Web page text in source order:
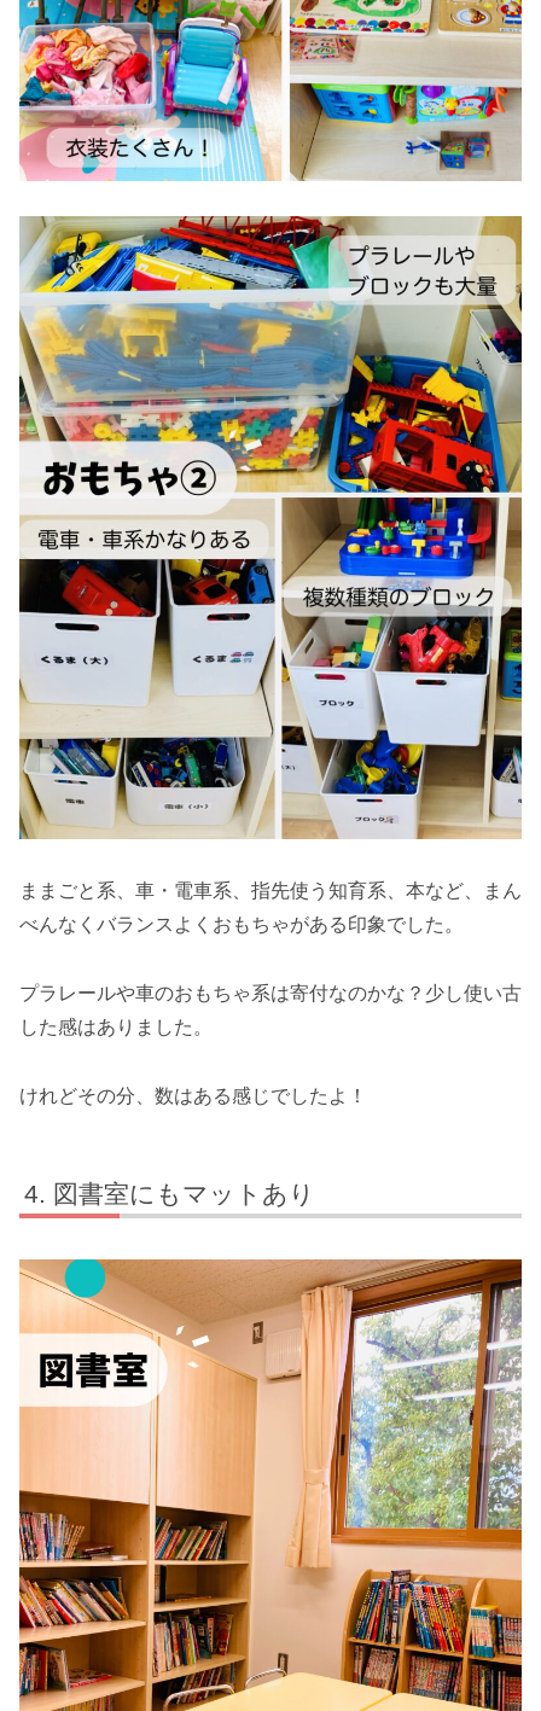
ままごと系、車・電車系、指先使う知育系、本など、まん
べんなくバランスよくおもちゃがある印象でした。
プラレールや車のおもちゃ系は寄付なのかな？少し使い古
した感はありました。
けれどその分、数はある感じでしたよ！
図書室にもマットあり